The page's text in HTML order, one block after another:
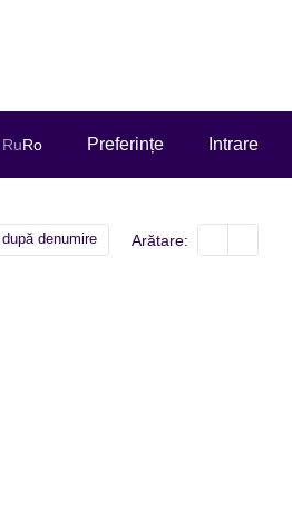
RuRo Preferințe Intrare
după denumire Arătare: